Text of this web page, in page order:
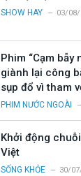
SHOW HAY 03/08/
Phim “Cạm bẫy
giành lại công
sụp đổ vì tham
PHIM NƯỚC NGOÀI
Khởi động
Việt
SỐNG KHỎE 30/